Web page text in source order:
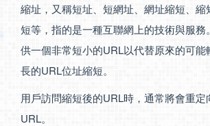
縮址，又稱短址、短網址、網址縮短、縮
短等，指的是一種互聯網上的技術與服務
供一個非常短小的URL以代替原來的可能
長的URL位址縮短。
用戶訪問縮短後的URL時，通常將會重定
URL。